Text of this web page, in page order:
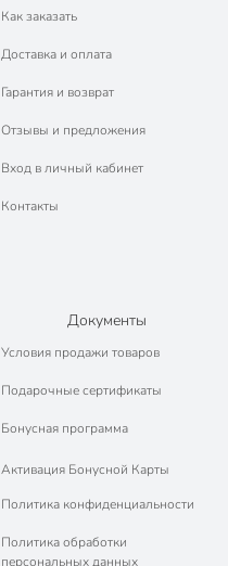
Как заказать
Доставка и оплата
Гарантия и возврат
Отзывы и предложения
Вход в личный кабинет
Контакты
Документы
Условия продажи товаров
Подарочные сертификаты
Бонусная программа
Активация Бонусной Карты
Политика конфиденциальности
Политика обработки
персональных данных